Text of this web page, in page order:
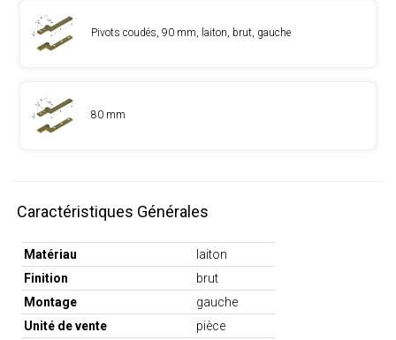
Pivots coudés, 90 mm, laiton, brut, gauche
80 mm
Caractéristiques Générales
Matériau
laiton
Finition
brut
Montage
gauche
Unité de vente
pièce